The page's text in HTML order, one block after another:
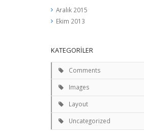
Aralık 2015
Ekim 2013
KATEGORILER
Comments
Images
Layout
Uncategorized